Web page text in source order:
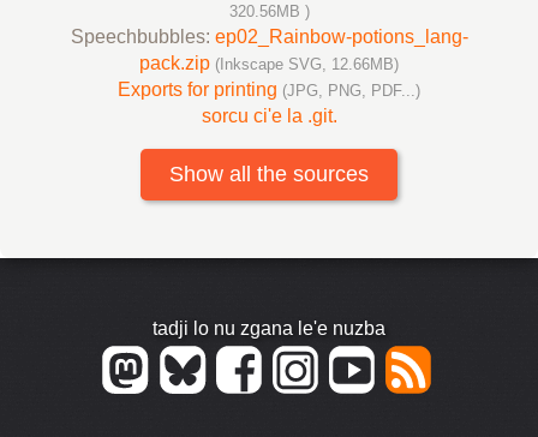
320.56MB )
Speechbubbles: ep02_Rainbow-potions_lang-
pack.zip (Inkscape SVG, 12.66MB)
Exports for printing (JPG, PNG, PDF...)
sorcu ci'e la .git.
Show all the sources
tadji lo nu zgana le'e nuzba